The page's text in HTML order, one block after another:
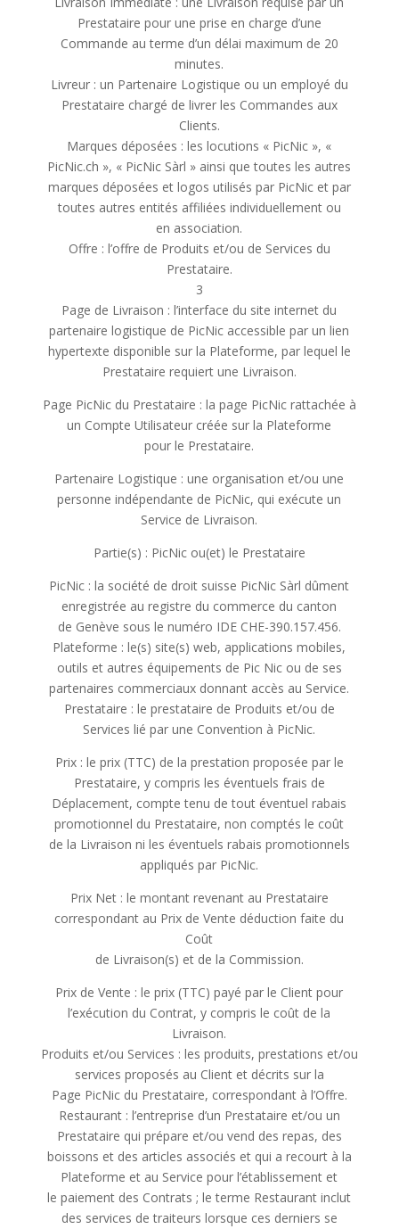
Prestataire pour une prise en charge d’une
Commande au terme d’un délai maximum de 20
minutes.
Livreur : un Partenaire Logistique ou un employé du
Prestataire chargé de livrer les Commandes aux
Clients.
Marques déposées : les locutions « PicNic », «
PicNic.ch », « PicNic Sàrl » ainsi que toutes les autres
marques déposées et logos utilisés par PicNic et par
toutes autres entités affiliées individuellement ou
en association.
Offre : l’offre de Produits et/ou de Services du
Prestataire.
3
Page de Livraison : l’interface du site internet du
partenaire logistique de PicNic accessible par un lien
hypertexte disponible sur la Plateforme, par lequel le
Prestataire requiert une Livraison.
Page PicNic du Prestataire : la page PicNic rattachée à
un Compte Utilisateur créée sur la Plateforme
pour le Prestataire.
Partenaire Logistique : une organisation et/ou une
personne indépendante de PicNic, qui exécute un
Service de Livraison.
Partie(s) : PicNic ou(et) le Prestataire
PicNic : la société de droit suisse PicNic Sàrl dûment
enregistrée au registre du commerce du canton
de Genève sous le numéro IDE CHE-390.157.456.
Plateforme : le(s) site(s) web, applications mobiles,
outils et autres équipements de Pic Nic ou de ses
partenaires commerciaux donnant accès au Service.
Prestataire : le prestataire de Produits et/ou de
Services lié par une Convention à PicNic.
Prix : le prix (TTC) de la prestation proposée par le
Prestataire, y compris les éventuels frais de
Déplacement, compte tenu de tout éventuel rabais
promotionnel du Prestataire, non comptés le coût
de la Livraison ni les éventuels rabais promotionnels
appliqués par PicNic.
Prix Net : le montant revenant au Prestataire
correspondant au Prix de Vente déduction faite du
Coût
de Livraison(s) et de la Commission.
Prix de Vente : le prix (TTC) payé par le Client pour
l’exécution du Contrat, y compris le coût de la
Livraison.
Produits et/ou Services : les produits, prestations et/ou
services proposés au Client et décrits sur la
Page PicNic du Prestataire, correspondant à l’Offre.
Restaurant : l’entreprise d’un Prestataire et/ou un
Prestataire qui prépare et/ou vend des repas, des
boissons et des articles associés et qui a recourt à la
Plateforme et au Service pour l’établissement et
le paiement des Contrats ; le terme Restaurant inclut
des services de traiteurs lorsque ces derniers se